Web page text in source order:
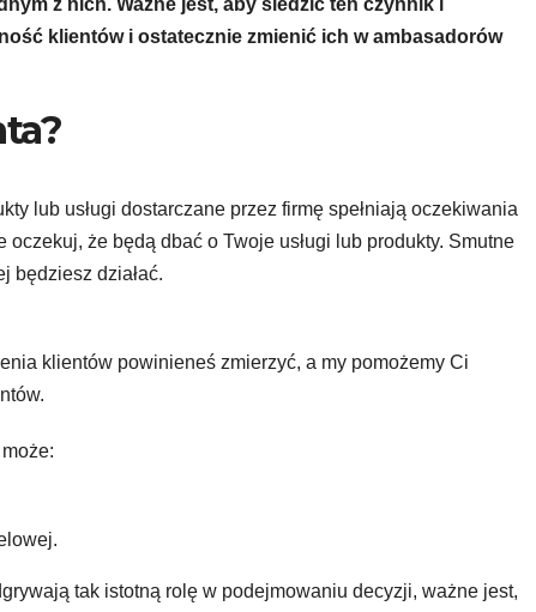
z nich. Ważne jest, aby śledzić ten czynnik i
klientów i ostatecznie zmienić ich w ambasadorów
lub usługi dostarczane przez firmę spełniają oczekiwania
że będą dbać o Twoje usługi lub produkty. Smutne
będziesz działać.
klientów powinieneś zmierzyć, a my pomożemy Ci
tak istotną rolę w podejmowaniu decyzji, ważne jest,